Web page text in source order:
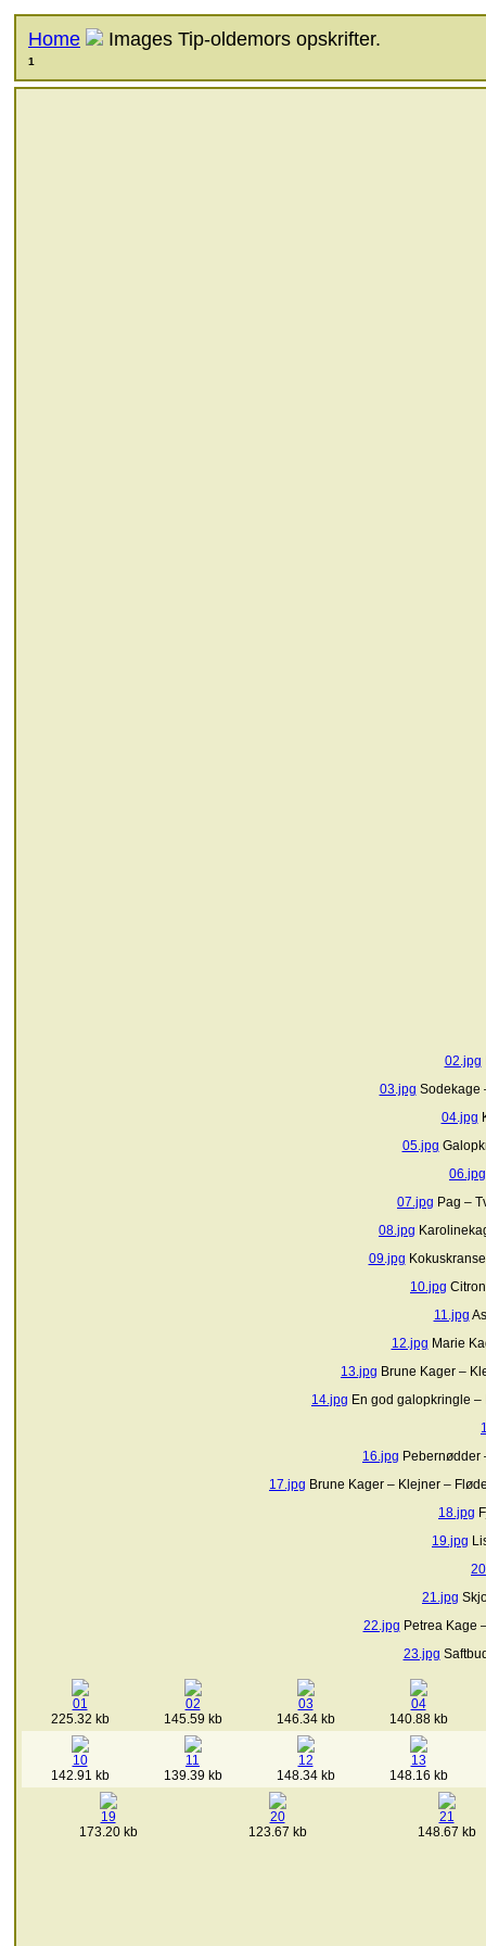
Home Images Tip-oldemors opskrifter.
1
02.jpg
03.jpg Sodekage
04.jpg
05.jpg
06.jpg
07.jpg Pag –
08.jpg
09.jpg
10.jpg
11.jpg
12.jpg Marie
13.jpg Brune Kager –
14.jpg En god galopkringle
16.jpg Pebernødder
17.jpg Brune Kager – Klejner –
18.jpg
19.jpg
21.jpg
22.jpg Petrea Kage
23.jpg
01
225.32 kb
02
145.59 kb
03
146.34 kb
04
140.88 kb
10
142.91 kb
11
139.39 kb
12
148.34 kb
13
148.16 kb
19
173.20 kb
20
123.67 kb
21
148.67 kb